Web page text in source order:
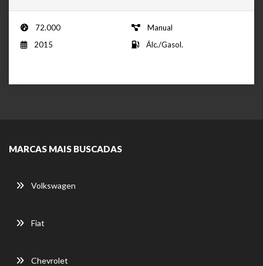
72.000
Manual
2015
Álc./Gasol.
MARCAS MAIS BUSCADAS
Volkswagen
Fiat
Chevrolet